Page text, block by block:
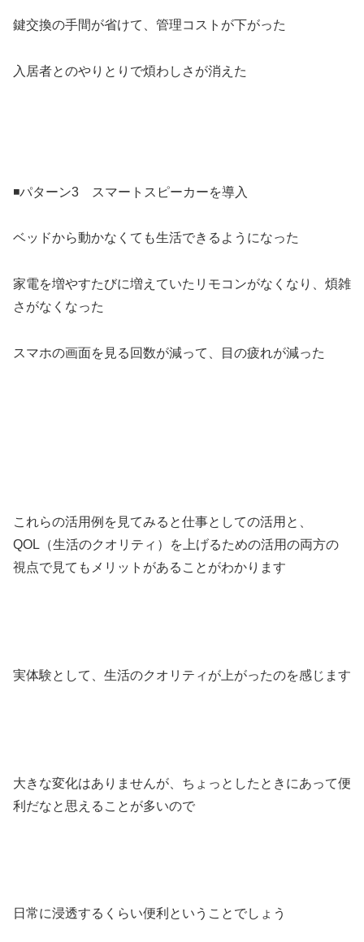
鍵交換の手間が省けて、管理コストが下がった
入居者とのやりとりで煩わしさが消えた
◾️パターン3 スマートスピーカーを導入
ベッドから動かなくても生活できるようになった
家電を増やすたびに増えていたリモコンがなくなり、煩雑
さがなくなった
スマホの画面を見る回数が減って、目の疲れが減った
これらの活用例を見てみると仕事としての活用と、
QOL（生活のクオリティ）を上げるための活用の両方の
視点で見てもメリットがあることがわかります
実体験として、生活のクオリティが上がったのを感じます
大きな変化はありませんが、ちょっとしたときにあって便
利だなと思えることが多いので
日常に浸透するくらい便利ということでしょう